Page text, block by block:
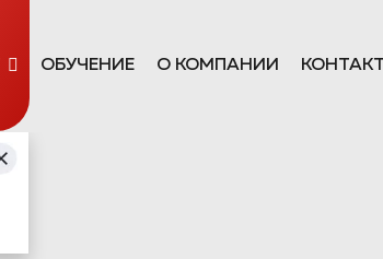
ОБУЧЕНИЕ О КОМПАНИИ